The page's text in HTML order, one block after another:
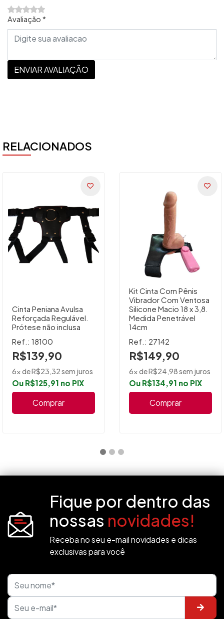
Avaliação *
ENVIAR AVALIAÇÃO
RELACIONADOS
Cinta Peniana Avulsa
Reforçada Regulável.
Prótese não inclusa
Ref.: 18100
R$139,90
6x de R$23,32 sem juros
Ou R$125,91 no PIX
Comprar
Kit Cinta Com Pênis
Vibrador Com Ventosa
Silicone Macio 18 x 3,8.
Medida Penetrável
14cm
Ref.: 27142
R$149,90
6x de R$24,98 sem juros
Ou R$134,91 no PIX
Comprar
Fique por dentro das
nossas novidades!
Receba no seu e-mail novidades e dicas
exclusivas para você